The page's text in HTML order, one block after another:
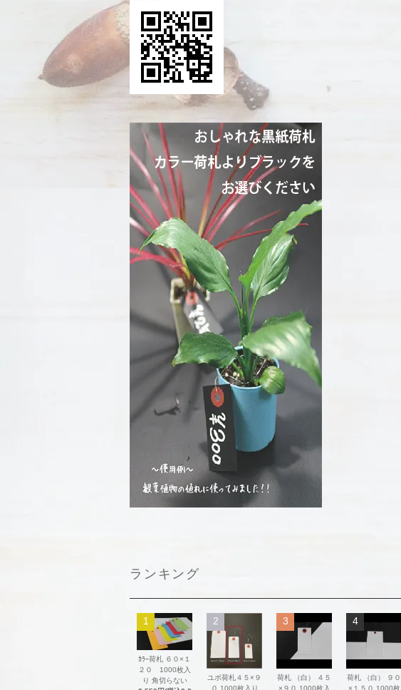
ランキング
1
ｶﾗｰ荷札 ６０×１
２０ 1000枚入
り 角切らない
2
ユポ荷札４５×９
０ 1000枚入り
3
荷札 （白） ４５
×９０ 1000枚入
4
荷札 （白） ９０
×１５０ 1000枚